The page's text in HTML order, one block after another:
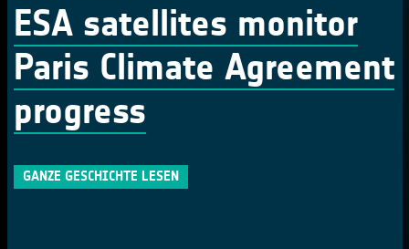
ESA satellites monitor
Paris Climate Agreement
progress
GANZE GESCHICHTE LESEN